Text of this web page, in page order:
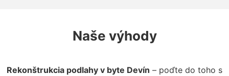
Naše výhody
Rekonštrukcia podlahy v byte Devín – poďte do toho s